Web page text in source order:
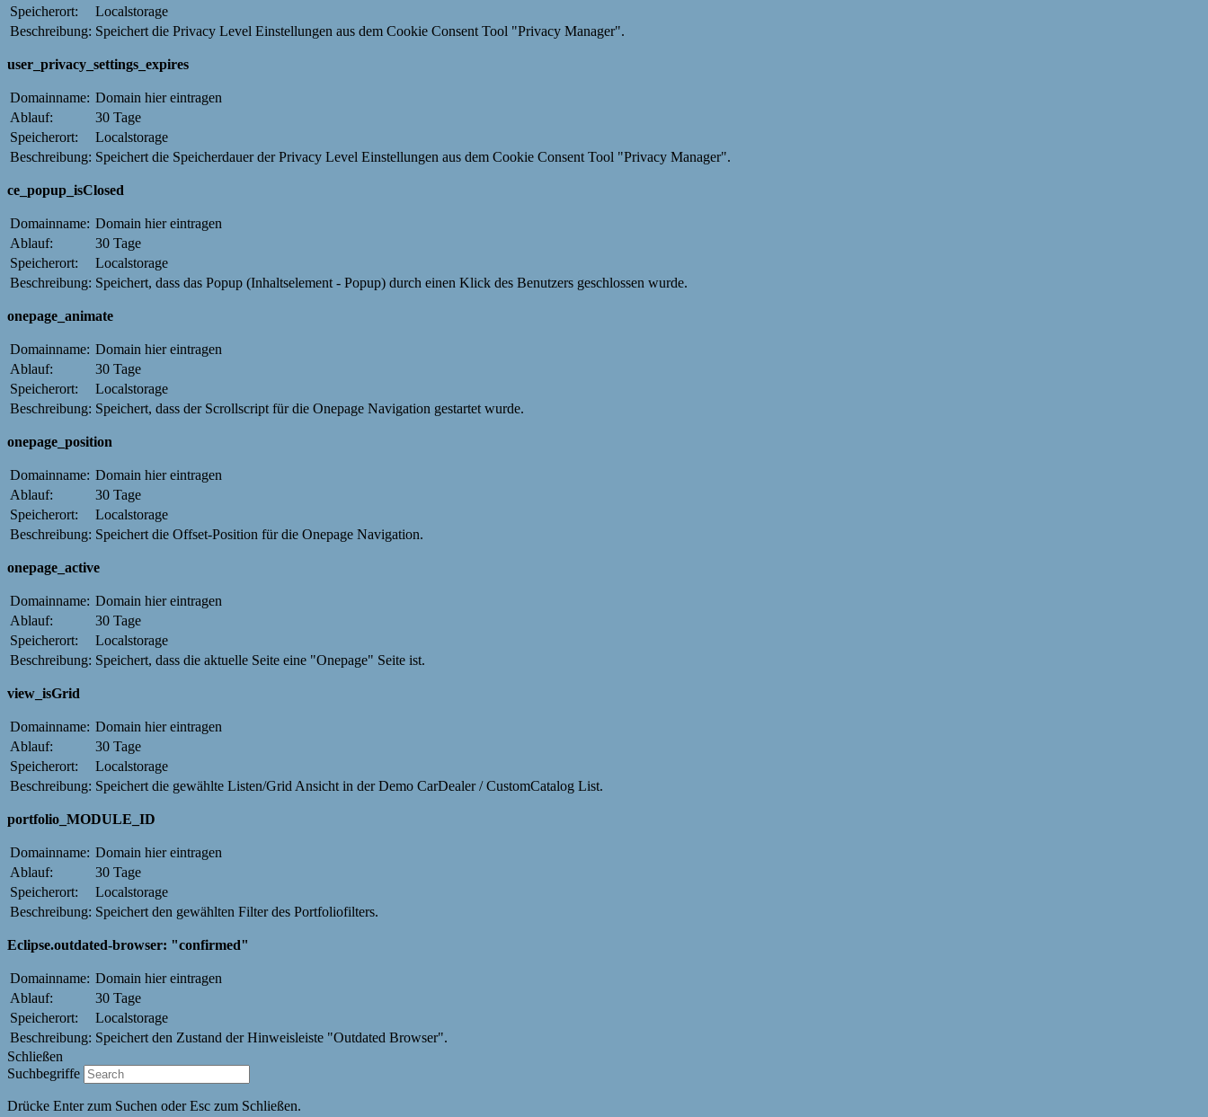
Speicherort:
Localstorage
Beschreibung: Speichert die Privacy Level Einstellungen aus dem Cookie Consent Tool "Privacy Manager".
user_privacy_settings_expires
Domainname: Domain hier eintragen
Ablauf:
30 Tage
Speicherort:
Localstorage
Beschreibung: Speichert die Speicherdauer der Privacy Level Einstellungen aus dem Cookie Consent Tool "Privacy Manager".
ce_popup_isClosed
Domainname: Domain hier eintragen
Ablauf:
30 Tage
Speicherort:
Localstorage
Beschreibung: Speichert, dass das Popup (Inhaltselement - Popup) durch einen Klick des Benutzers geschlossen wurde.
onepage_animate
Domainname: Domain hier eintragen
Ablauf:
30 Tage
Speicherort:
Localstorage
Beschreibung: Speichert, dass der Scrollscript für die Onepage Navigation gestartet wurde.
onepage_position
Domainname: Domain hier eintragen
Ablauf:
30 Tage
Speicherort:
Localstorage
Beschreibung: Speichert die Offset-Position für die Onepage Navigation.
onepage_active
Domainname: Domain hier eintragen
Ablauf:
30 Tage
Speicherort:
Localstorage
Beschreibung: Speichert, dass die aktuelle Seite eine "Onepage" Seite ist.
view_isGrid
Domainname: Domain hier eintragen
Ablauf:
30 Tage
Speicherort:
Localstorage
Beschreibung: Speichert die gewählte Listen/Grid Ansicht in der Demo CarDealer / CustomCatalog List.
portfolio_MODULE_ID
Domainname: Domain hier eintragen
Ablauf:
30 Tage
Speicherort:
Localstorage
Beschreibung: Speichert den gewählten Filter des Portfoliofilters.
Eclipse.outdated-browser: "confirmed"
Domainname: Domain hier eintragen
Ablauf:
30 Tage
Speicherort:
Localstorage
Beschreibung: Speichert den Zustand der Hinweisleiste "Outdated Browser".
Schließen
Suchbegriffe
Drücke Enter zum Suchen oder Esc zum Schließen.